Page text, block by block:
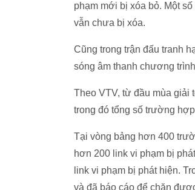
phạm mới bị xóa bỏ. Một
vẫn chưa bị xóa.
Cũng trong trận đấu tranh
sóng âm thanh chương
Theo VTV, từ đầu mùa giải
trong đó tổng số trường
Tại vòng bảng hơn 400
hơn 200 link vi phạm bị
link vi phạm bị phát hiện.
và đã báo cáo để chặn